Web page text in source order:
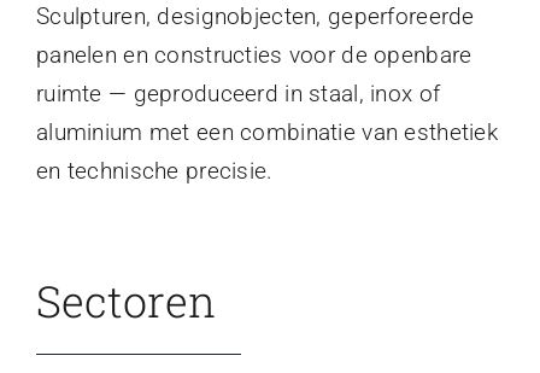
Sculpturen, designobjecten, geperforeerde
panelen en constructies voor de openbare
ruimte — geproduceerd in staal, inox of
aluminium met een combinatie van esthetiek
en technische precisie.
Sectoren